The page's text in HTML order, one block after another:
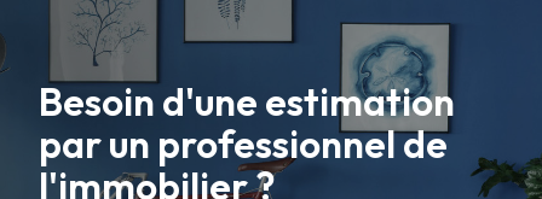
Besoin d'une estimation
par un professionnel de
l'immobilier ?